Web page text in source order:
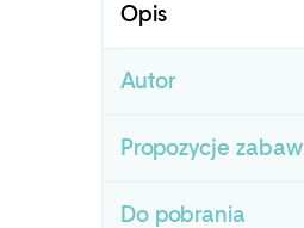
Opis
Autor
Propozycje zabaw
Do pobrania